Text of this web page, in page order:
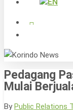
x-
twitter
facebook
Pedagang
Mulai
By Public Relations